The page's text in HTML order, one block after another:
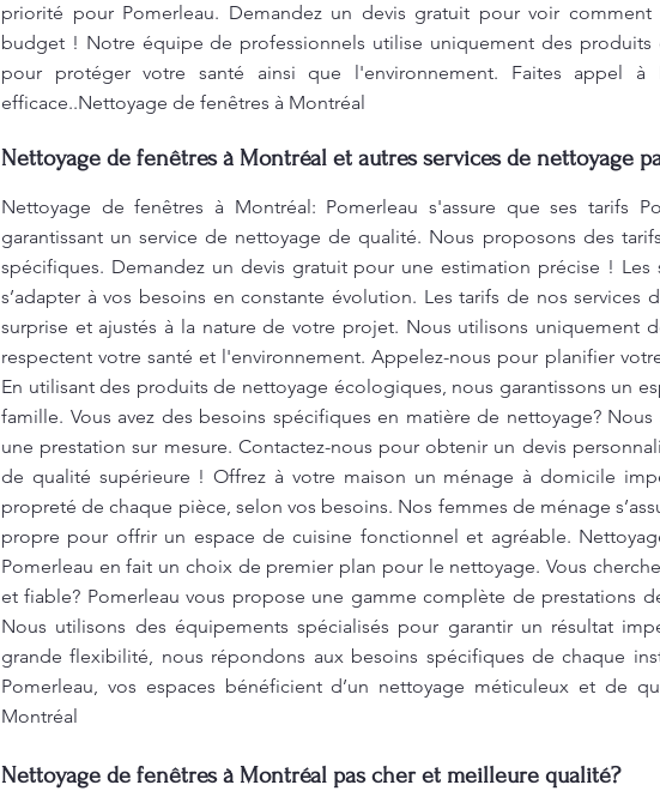
priorité pour Pomerleau. Demandez un devis gratuit pour voir
budget ! Notre équipe de professionnels utilise uniquement des
pour protéger votre santé ainsi que l'environnement. Faites appel
efficace..Nettoyage de fenêtres à Montréal
Nettoyage de fenêtres à Montréal et autres services de nettoyage
Nettoyage de fenêtres à Montréal: Pomerleau s'assure que ses tarifs
garantissant un service de nettoyage de qualité. Nous proposons des
spécifiques. Demandez un devis gratuit pour une estimation précise !
s’adapter à vos besoins en constante évolution. Les tarifs de nos services
surprise et ajustés à la nature de votre projet. Nous utilisons uniquement
respectent votre santé et l'environnement. Appelez-nous pour planifier
En utilisant des produits de nettoyage écologiques, nous garantissons un
famille. Vous avez des besoins spécifiques en matière de nettoyage?
une prestation sur mesure. Contactez-nous pour obtenir un devis
de qualité supérieure ! Offrez à votre maison un ménage à domicile
propreté de chaque pièce, selon vos besoins. Nos femmes de ménage
propre pour offrir un espace de cuisine fonctionnel et agréable.
Pomerleau en fait un choix de premier plan pour le nettoyage. Vous
et fiable? Pomerleau vous propose une gamme complète de prestations
Nous utilisons des équipements spécialisés pour garantir un résultat
grande flexibilité, nous répondons aux besoins spécifiques de chaque
Pomerleau, vos espaces bénéficient d’un nettoyage méticuleux et de
Montréal
Nettoyage de fenêtres à Montréal pas cher et meilleure qualité?